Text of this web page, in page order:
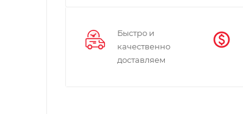
Быстро и
качественно
доставляем